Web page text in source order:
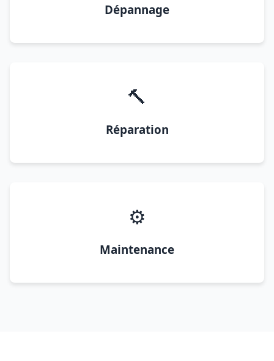
Dépannage
🔨
Réparation
⚙️
Maintenance